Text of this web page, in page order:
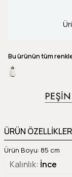
Bu ürünün tüm
ÜRÜN
Ürün Boyu: 85 cm
Kalınlık İnce